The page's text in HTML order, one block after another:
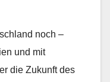
noch –
und mit
die Zukunft des